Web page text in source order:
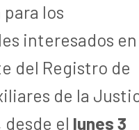
los
interesados en
del Registro de
de la
desde el lunes 3